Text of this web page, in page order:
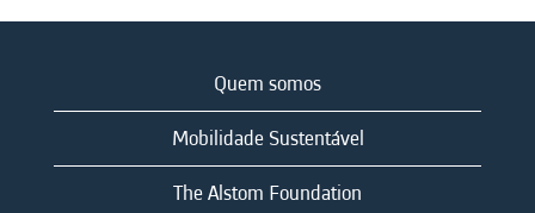
Quem somos
Mobilidade Sustentável
The Alstom Foundation